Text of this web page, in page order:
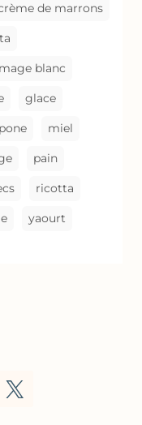
de marrons
blanc
glace
miel
pain
ricotta
yaourt